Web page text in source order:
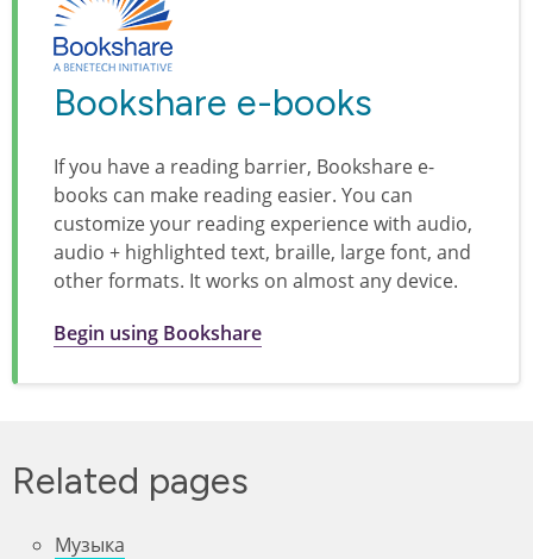
Bookshare e-books
If you have a reading barrier, Bookshare e-
books can make reading easier. You can
customize your reading experience with audio,
audio + highlighted text, braille, large font, and
other formats. It works on almost any device.
Begin using Bookshare
Related pages
Музыка